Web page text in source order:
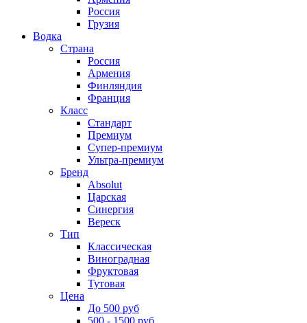
Россия
Грузия
Водка
Страна
Россия
Армения
Финляндия
Франция
Класс
Стандарт
Премиум
Супер-премиум
Ультра-премиум
Бренд
Absolut
Царская
Синергия
Вереск
Тип
Классическая
Виноградная
Фруктовая
Тутовая
Цена
До 500 руб
500 - 1500 руб